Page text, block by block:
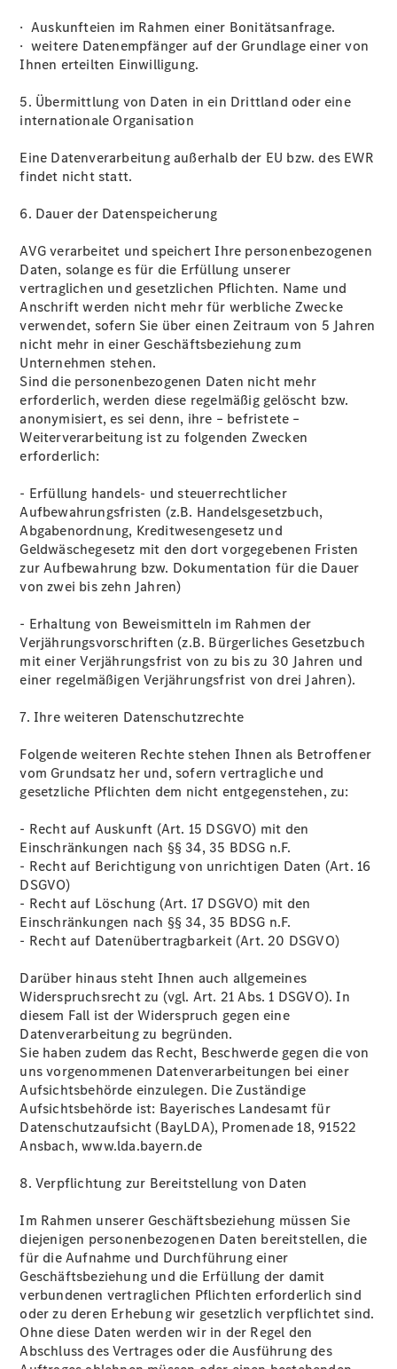
· Auskunfteien im Rahmen einer Bonitätsanfrage.
· weitere Datenempfänger auf der Grundlage einer von
Ihnen erteilten Einwilligung.
5. Übermittlung von Daten in ein Drittland oder eine
internationale Organisation
Eine Datenverarbeitung außerhalb der EU bzw. des EWR
findet nicht statt.
6. Dauer der Datenspeicherung
AVG verarbeitet und speichert Ihre personenbezogenen
Daten, solange es für die Erfüllung unserer
vertraglichen und gesetzlichen Pﬂichten. Name und
Anschrift werden nicht mehr für werbliche Zwecke
verwendet, sofern Sie über einen Zeitraum von 5 Jahren
nicht mehr in einer Geschäftsbeziehung zum
Unternehmen stehen.
Sind die personenbezogenen Daten nicht mehr
erforderlich, werden diese regelmäßig gelöscht bzw.
anonymisiert, es sei denn, ihre – befristete –
Weiterverarbeitung ist zu folgenden Zwecken
erforderlich:
- Erfüllung handels- und steuerrechtlicher
Aufbewahrungsfristen (z.B. Handelsgesetzbuch,
Abgabenordnung, Kreditwesengesetz und
Geldwäschegesetz mit den dort vorgegebenen Fristen
zur Aufbewahrung bzw. Dokumentation für die Dauer
von zwei bis zehn Jahren)
- Erhaltung von Beweismitteln im Rahmen der
Verjährungsvorschriften (z.B. Bürgerliches Gesetzbuch
mit einer Verjährungsfrist von zu bis zu 30 Jahren und
einer regelmäßigen Verjährungsfrist von drei Jahren).
7. Ihre weiteren Datenschutzrechte
Folgende weiteren Rechte stehen Ihnen als Betroffener
vom Grundsatz her und, sofern vertragliche und
gesetzliche Pflichten dem nicht entgegenstehen, zu:
- Recht auf Auskunft (Art. 15 DSGVO) mit den
Einschränkungen nach §§ 34, 35 BDSG n.F.
- Recht auf Berichtigung von unrichtigen Daten (Art. 16
DSGVO)
- Recht auf Löschung (Art. 17 DSGVO) mit den
Einschränkungen nach §§ 34, 35 BDSG n.F.
- Recht auf Datenübertragbarkeit (Art. 20 DSGVO)
Darüber hinaus steht Ihnen auch allgemeines
Widerspruchsrecht zu (vgl. Art. 21 Abs. 1 DSGVO). In
diesem Fall ist der Widerspruch gegen eine
Datenverarbeitung zu begründen.
Sie haben zudem das Recht, Beschwerde gegen die von
uns vorgenommenen Datenverarbeitungen bei einer
Aufsichtsbehörde einzulegen. Die Zuständige
Aufsichtsbehörde ist: Bayerisches Landesamt für
Datenschutzaufsicht (BayLDA), Promenade 18, 91522
Ansbach, www.lda.bayern.de
8. Verpflichtung zur Bereitstellung von Daten
Im Rahmen unserer Geschäftsbeziehung müssen Sie
diejenigen personenbezogenen Daten bereitstellen, die
für die Aufnahme und Durchführung einer
Geschäftsbeziehung und die Erfüllung der damit
verbundenen vertraglichen Pﬂichten erforderlich sind
oder zu deren Erhebung wir gesetzlich verpﬂichtet sind.
Ohne diese Daten werden wir in der Regel den
Abschluss des Vertrages oder die Ausführung des